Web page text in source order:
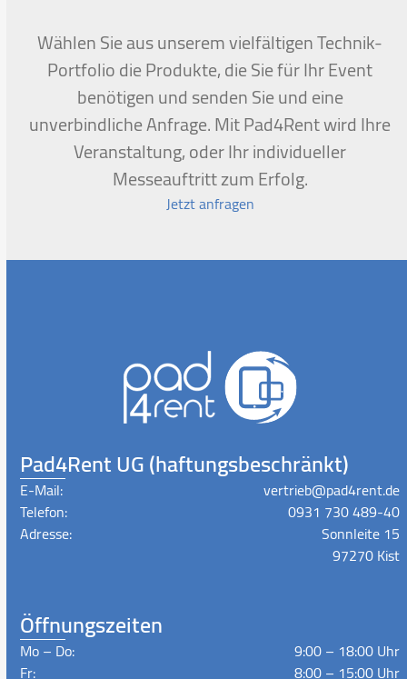
Wählen Sie aus unserem vielfältigen Technik-
Portfolio die Produkte, die Sie für Ihr Event
benötigen und senden Sie und eine
unverbindliche Anfrage. Mit Pad4Rent wird Ihre
Veranstaltung, oder Ihr individueller
Messeauftritt zum Erfolg.
Jetzt anfragen
Pad4Rent UG (haftungsbeschränkt)
E-Mail:
vertrieb@pad4rent.de
Telefon:
0931 730 489-40
Adresse:
Sonnleite 15
97270 Kist
Öffnungszeiten
Mo – Do:
9:00 – 18:00 Uhr
Fr:
8:00 – 15:00 Uhr